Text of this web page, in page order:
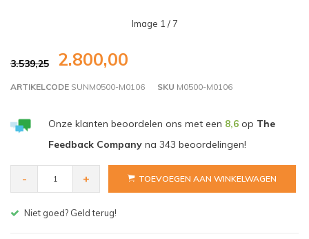
Image 1 / 7
3.539,25 2.800,00
ARTIKELCODE SUNM0500-M0106 SKU M0500-M0106
Onze klanten beoordelen ons met een 8,6op The
Feedback Companyna 343 beoordelingen!
- + TOEVOEGEN AAN WINKELWAGEN
Gratis bezorgen v.a. € 150,- (NL)